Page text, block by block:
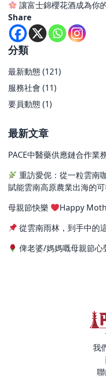
讓富士錦櫻花酒成為你
Share
分類
最新動態(121)
服務社會 (11)
要員動態(1)
最新文章
PACE中醫藥供應鏈合作業
重訪愛伲：從一粒雲南
賦能雲南高原農業出海的
母親節快樂
Happy
從雲南雨林，到手中的
俾老婆/媽媽嘅母親節心
我